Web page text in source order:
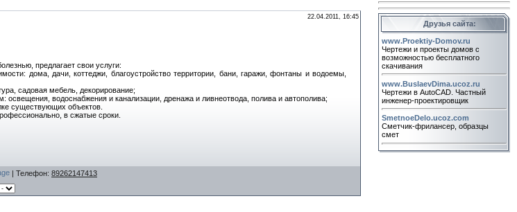
22.04.2011, 16:45
предлагает свои услуги:
дома, дачи, коттеджи, благоустройство территории, бани, гаражи, фонтаны и водоемы,
садовая мебель, декорирование;
водоснабжения и канализации, дренажа и ливнеотвода, полива и автополива;
существующих объектов.
в сжатые сроки.
| Телефон: 89262147413
Друзья сайта:
www.Proektiy-Domov.ru
Чертежи и проекты домов с
возможностью бесплатного
скачивания
www.BuslaevDima.ucoz.ru
Чертежи в AutoCAD. Частный
инженер-проектировщик
SmetnoeDelo.ucoz.com
Сметчик-фрилансер, образцы
смет